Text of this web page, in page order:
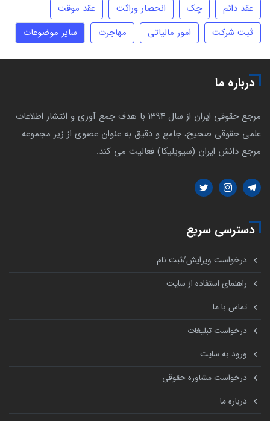
عقد دائم
چک انحصار وراثت
عقد موقت
ثبت شرکت
امور مالیاتی مهاجرت سایر موضوعات
درباره ما
مرجع حقوقی ایران از سال 1394 با هدف جمع آوری و انتشار اطلاعات
علمی حقوقی صحیح، جامع و دقیق به عنوان عضوی از زیر مجموعه
مرجع دانش ایران (سیویلیکا) فعالیت می کند.
دسترسی سریع
درخواست ویرایش/ثبت نام
راهنمای استفاده از سایت
تماس با ما
درخواست تبلیغات
ورود به سایت
درخواست مشاوره حقوقی
درباره ما